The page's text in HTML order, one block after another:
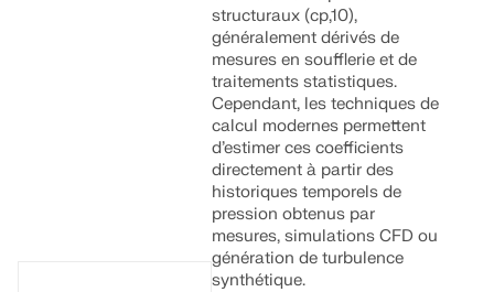
Découvrir l’API
structuraux (cp,10),
généralement dérivés de
mesures en soufflerie et de
traitements statistiques.
Cependant, les techniques de
calcul modernes permettent
d’estimer ces coefficients
directement à partir des
historiques temporels de
pression obtenus par
mesures, simulations CFD ou
génération de turbulence
synthétique.